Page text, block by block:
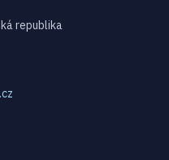
republika